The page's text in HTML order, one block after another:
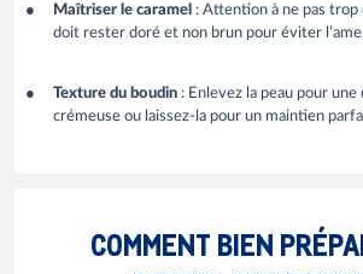
Maîtriser le caramel : Attention à ne pas trop
doit rester doré et non brun pour éviter
Texture du boudin : Enlevez la peau pour une
crémeuse ou laissez-la pour un maintien
COMMENT BIEN